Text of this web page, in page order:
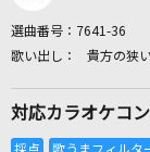
選曲番号： 7641-36
貴方の狭
対応カラオケコ